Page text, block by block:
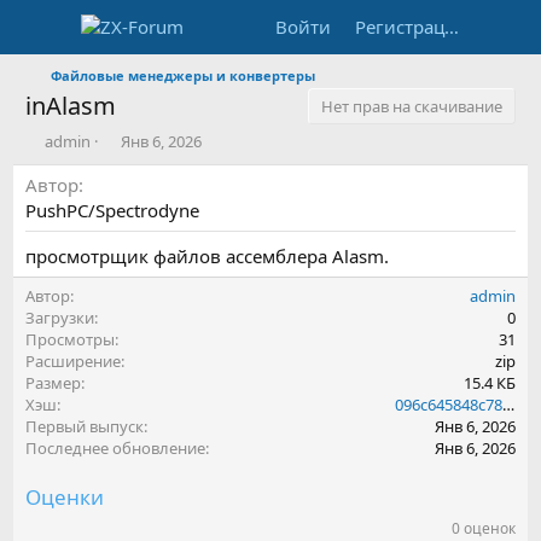
Войти Регистрация
Файловые менеджеры и конвертеры
inAlasm
Нет прав на скачивание
А
в
т
о
р
admin
Д
а
а
с
о
з
и
Янв 6, 2026
Автор
PushPC/Spectrodyne
просмотрщик файлов ассемблера Alasm.
Автор
admin
Загрузки
0
Просмотры
31
Расширение
zip
Размер
15.4 КБ
Хэш
096c645848c783280e722cd2d33f446b
Первый выпуск
Янв 6, 2026
Последнее обновление
Янв 6, 2026
Оценки
0 оценок